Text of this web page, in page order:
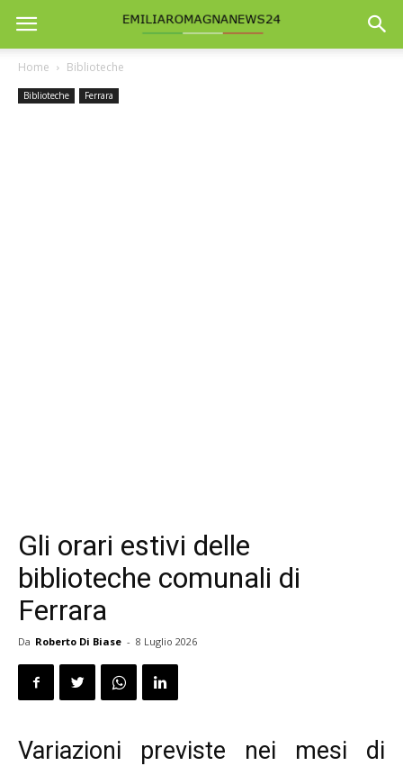
Home Biblioteche
Biblioteche Ferrara
Gli orari estivi delle
biblioteche comunali di
Ferrara
Da Roberto Di Biase - 8 Luglio 2026
Variazioni previste nei mesi di